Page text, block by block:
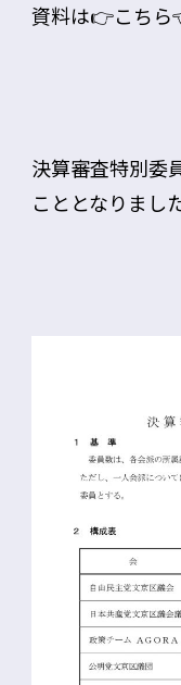
資料は👉こちら
決算審査特別委
こととなりまし